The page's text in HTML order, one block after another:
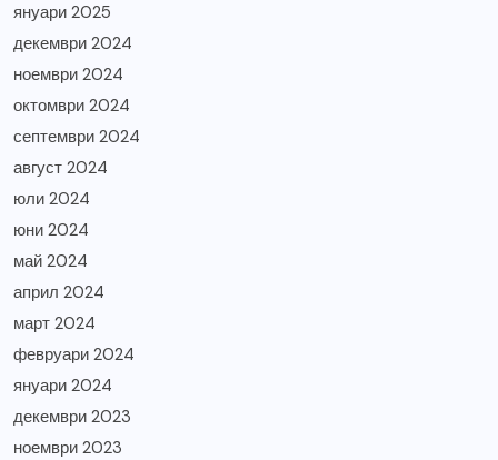
януари 2025
декември 2024
ноември 2024
октомври 2024
септември 2024
август 2024
юли 2024
юни 2024
май 2024
април 2024
март 2024
февруари 2024
януари 2024
декември 2023
ноември 2023